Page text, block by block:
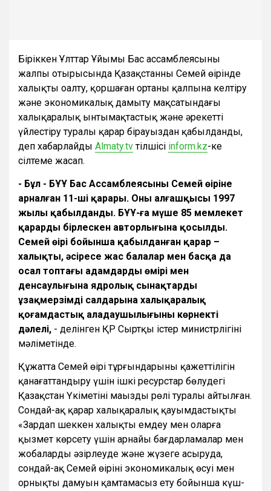
Біріккен Ұлттар Ұйымы Бас ассамблеясының
жалпы отырысында Қазақстанның Семей өңірінде
халықты оңалту, қоршаған ортаны қалпына келтіру
және экономикалық дамыту мақсатындағы
халықаралық ынтымақтастық және әрекетті
үйлестіру туралы қарар бірауыздан қабылданды,
деп хабарлайды Аlmaty.tvтілшісі inform.kz-ке
сілтеме жасап.
- Бұл - БҰҰ Бас Ассамблеясының Семей өңіріне
арналған 11-ші қарары. Оның алғашқысы 1997
жылы қабылданды. БҰҰ-ға мүше 85 мемлекет
қарардың бірлескен авторлығына қосылды.
Семей өңірі бойынша қабылданған қарар –
халықтың, әсіресе жас балалар мен басқа да
осал топтағы адамдардың өмірі мен
денсаулығына ядролық сынақтардың
ұзақмерзімді салдарына халықаралық
қоғамдастық алаңдаушылығының көрнекті
дәлелі, - делінген ҚР Сыртқы істер министрлігінің
мәліметінде.
Құжатта Семей өңірі тұрғындарының қажеттілігін
қанағаттандыру үшін ішкі ресурстар бөлудегі
Қазақстан Үкіметінің маңызды рөлі туралы айтылған.
Сондай-ақ қарар халықаралық қауымдастықты
«Зардап шеккен халықты емдеу мен оларға
қызмет көрсету үшін арнайы бағдарламалар мен
жобаларды әзірлеуде және жүзеге асыруда,
сондай-ақ Семей өңірінің экономикалық өсуі мен
орнықты дамуын қамтамасыз ету бойынша күш-